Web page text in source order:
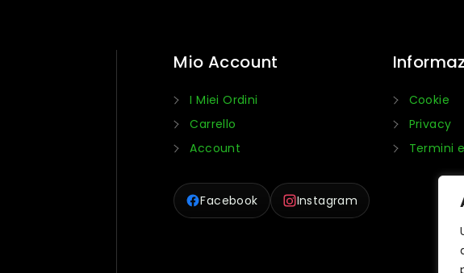
Mio Account
I Miei Ordini
Carrello
Account
Facebook Instagram
Cookie
Privacy
Termini